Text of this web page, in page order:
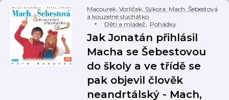
Macourek, Vorlíček, Sýkora: Mach, Šebestová
a kouzelné sluchátko
Děti a mládež, Pohádky
Jak Jonatán přihlásil
Macha se Šebestovou
do školy a ve třídě se
pak objevil člověk
neandrtálský - Mach,